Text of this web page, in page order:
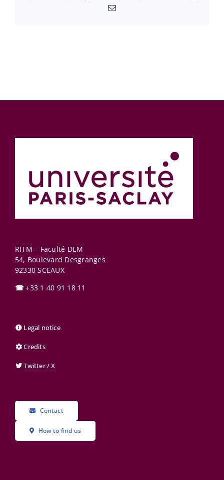
Email
RITM – Faculté DEM
54, Boulevard Desgranges
92330 SCEAUX
☎ +33 1 40 91 18 11
Legal notice
Credits
Twitter / X
Contact
How to find us